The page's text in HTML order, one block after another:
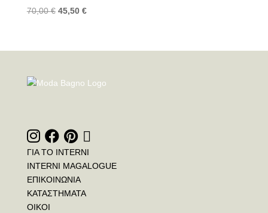
70,00€ 45,50 €
ΓΙΑ ΤΟ INTERNI
INTERNI MAGALOGUE
ΕΠΙΚΟΙΝΩΝΙΑ
ΚΑΤΑΣΤΗΜΑΤΑ
ΟΙΚΟΙ